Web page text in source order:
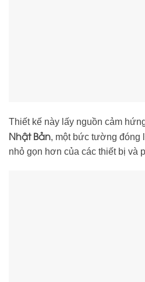
Thiết kế này lấy nguồn cảm
Nhật Bản, một bức tường đóng
nhỏ gọn hơn của các thiết bị và